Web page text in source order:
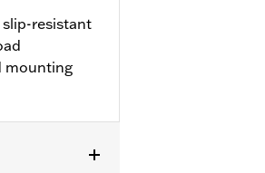
resistant
mounting